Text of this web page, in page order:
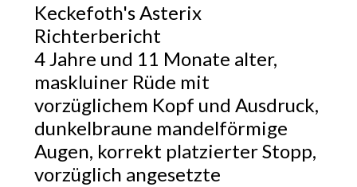
Keckefoth's Asterix
Richterbericht
4 Jahre und 11 Monate alter,
maskluiner Rüde mit
vorzüglichem Kopf und Ausdruck,
dunkelbraune mandelförmige
Augen, korrekt platzierter Stopp,
vorzüglich angesetzte